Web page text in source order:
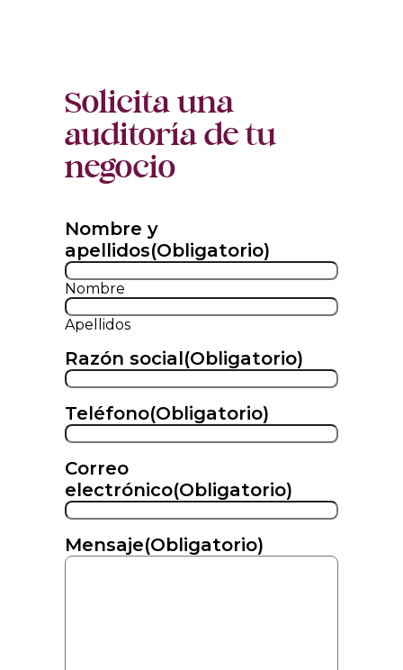
Solicita una
auditoría de tu
negocio
Nombre y
apellidos(Obligatorio)
Nombre
Apellidos
Razón social (Obligatorio)
Teléfono(Obligatorio)
Correo
electrónico(Obligatorio)
Mensaje(Obligatorio)